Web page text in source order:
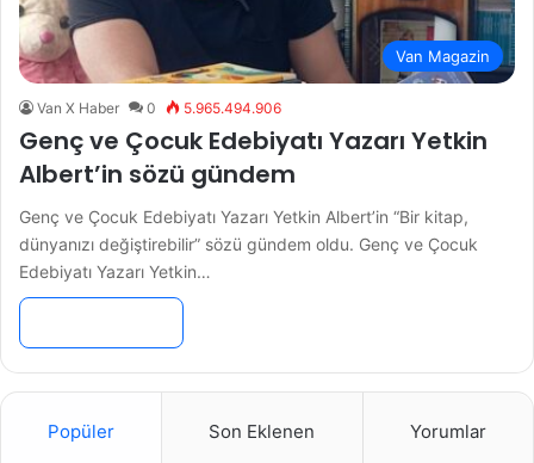
Van Magazin
Van X Haber 0 5.965.494.906
Genç ve Çocuk Edebiyatı Yazarı Yetkin
Albert’in sözü gündem
Genç ve Çocuk Edebiyatı Yazarı Yetkin Albert’in “Bir kitap,
dünyanızı değiştirebilir” sözü gündem oldu. Genç ve Çocuk
Edebiyatı Yazarı Yetkin…
Popüler Son Eklenen Yorumlar